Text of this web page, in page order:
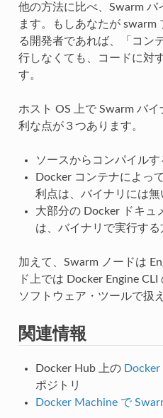
他の方法に比べ、Swarm バ
ます。もしあなたが swarm
る開発者であれば、「コン
行しなくても、コードに対
す。
ホスト OS 上で Swarm バ
利な点が３つあります。
ソースからコンパイルす
Docker コンテナによっ
利点は、バイナリには無
大部分の Docker ドキュ
は、バイナリで実行する
加えて、Swarm ノードは
ド上では Docker Engine
ソフトウェア・ツールで扱
関連情報
Docker Hub 上の
ポジトリ
Docker Machine で